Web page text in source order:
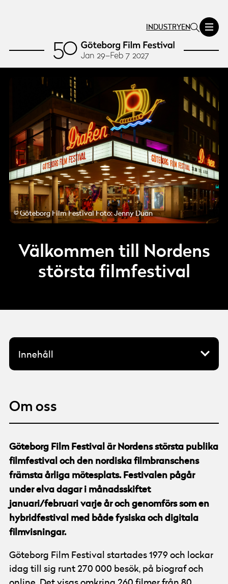
INDUSTRY EN
© Göteborg Film Festival Foto:Jenny Duan
Välkommen till Nordens
största filmfestival
Innehåll
Programkommittén
Filmpedagogisk verksamhet
Draken Film – Festivalens egen
streamingtjänst
Om oss
Göteborg Film Festival är Nordens största publika
filmfestival och den nordiska filmbranschens
främsta årliga mötesplats. Festivalen pågår
under elva dagar i månadsskiftet
januari/februari varje år och genomförs som en
hybridfestival med både fysiska och digitala
filmvisningar.
Göteborg Film Festival startades 1979 och lockar
idag till sig runt 270 000 besök, på biograf och